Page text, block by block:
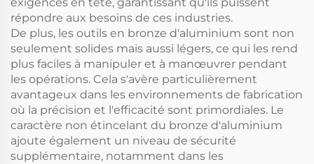
répondre aux besoins de ces industries.
De plus, les outils en bronze d'aluminium sont non
seulement solides mais aussi légers, ce qui les rend
plus faciles à manipuler et à manœuvrer pendant
les opérations. Cela s'avère particulièrement
avantageux dans les environnements de fabrication
où la précision et l'efficacité sont primordiales. Le
caractère non étincelant du bronze d'aluminium
ajoute également un niveau de sécurité
supplémentaire, notamment dans les